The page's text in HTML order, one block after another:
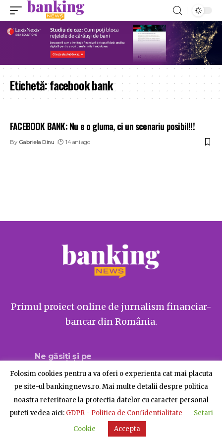
Etichetă:facebook bank
FACEBOOK BANK: Nu e o gluma, ci un scenariu posibil!!!
By Gabriela Dinu 14 ani ago
Primul proiect online de jurnalism financiar-
bancar din România.
Ne găsiți și pe
© BankingNews - Toate drepturile rezervate
Despre BankingNews Contact Publicitate
Folosim cookies pentru a va oferi o experienta cat mai placuta
pe site-ul bankingnews.ro. Mai multe detalii despre politica
noastra referitoare la protectia datelor cu caracter personal
puteti vedea aici: GDPR - Politica de Confidentialitate
Setari
Cookie
Accepta